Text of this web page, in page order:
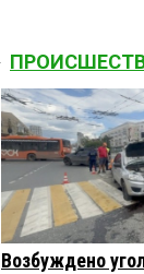
Возбуждено